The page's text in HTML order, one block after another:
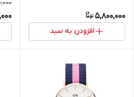
5,800,000
افزودن به سبد